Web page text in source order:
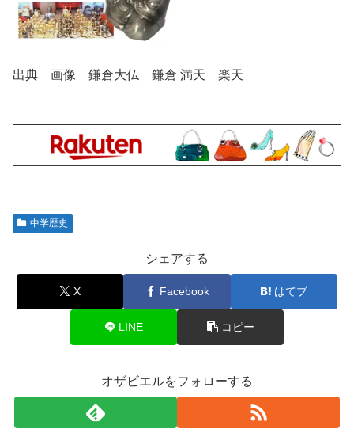
出典 画像 鎌倉大仏 鎌倉 満天 楽天
中学歴史
シェアする
X Facebook はてブ
LINE コピー
オザビエルをフォローする